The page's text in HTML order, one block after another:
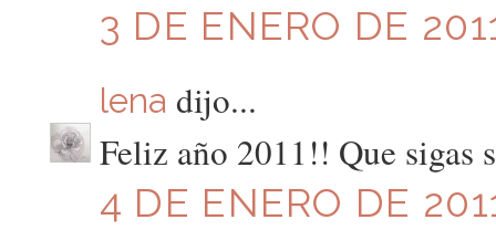
3 DE ENERO DE
lena dijo...
Feliz año 2011!! Que sigas
4 DE ENERO DE